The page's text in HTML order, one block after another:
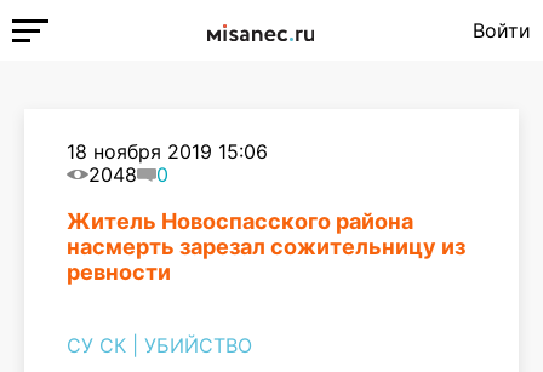
Войти
18 ноября 2019 15:06
2048
0
Житель Новоспасского района
насмерть зарезал сожительницу из
ревности
СУ СК УБИЙСТВО